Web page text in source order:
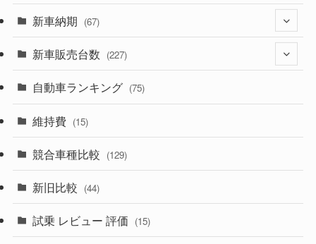
(329)
(525)
(357)
(328)
(194)
(230)
(253)
(242)
(85)
(84)
(14)
(222)
新車納期 (67)
(28)
(8)
(3)
(3)
(5)
新車販売台数 (227)
(21)
(5)
(7)
自動車ランキング (75)
維持費 (15)
競合車種比較 (129)
新旧比較 (44)
試乗 レビュー 評価 (15)